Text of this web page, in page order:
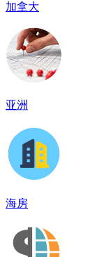
加拿大
亚洲
海房